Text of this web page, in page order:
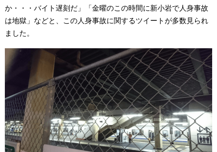
か・・・バイト遅刻だ」「金曜のこの時間に新小岩で人身事故
は地獄」などと、この人身事故に関するツイートが多数見られ
ました。